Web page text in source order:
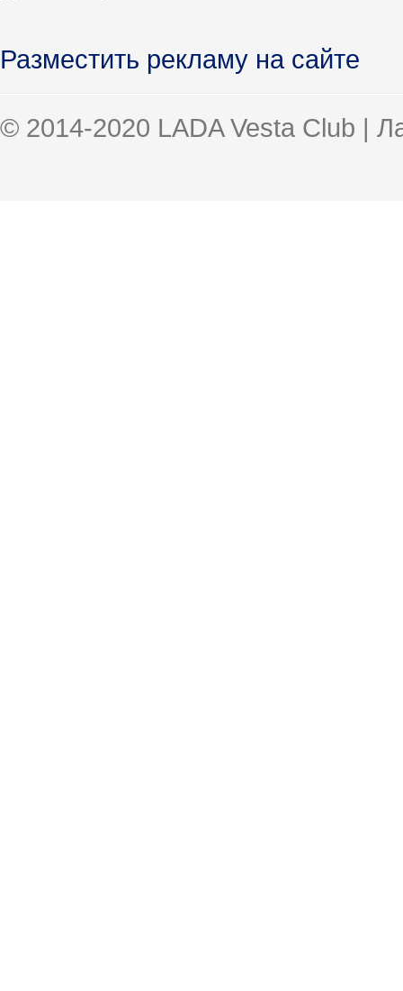
Разместить рекламу на сайте
© 2014-2020 LADA Vesta Club |